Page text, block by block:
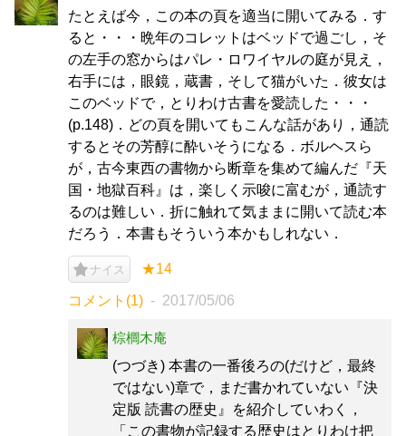
たとえば今，この本の頁を適当に開いてみる．す
ると・・・晩年のコレットはベッドで過ごし，そ
の左手の窓からはパレ・ロワイヤルの庭が見え，
右手には，眼鏡，蔵書，そして猫がいた．彼女は
このベッドで，とりわけ古書を愛読した・・・
(p.148)．どの頁を開いてもこんな話があり，通読
するとその芳醇に酔いそうになる．ボルヘスら
が，古今東西の書物から断章を集めて編んだ『天
国・地獄百科』は，楽しく示唆に富むが，通読す
るのは難しい．折に触れて気ままに開いて読む本
だろう．本書もそういう本かもしれない．
ナイス ★14
コメント(1) 2017/05/06
棕櫚木庵
(つづき) 本書の一番後ろの(だけど，最終
ではない)章で，まだ書かれていない『決
定版 読書の歴史』を紹介していわく，
「この書物が記録する歴史はとりわけ把